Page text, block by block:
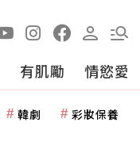
有肌勵 情慾愛
韓劇 彩妝保養